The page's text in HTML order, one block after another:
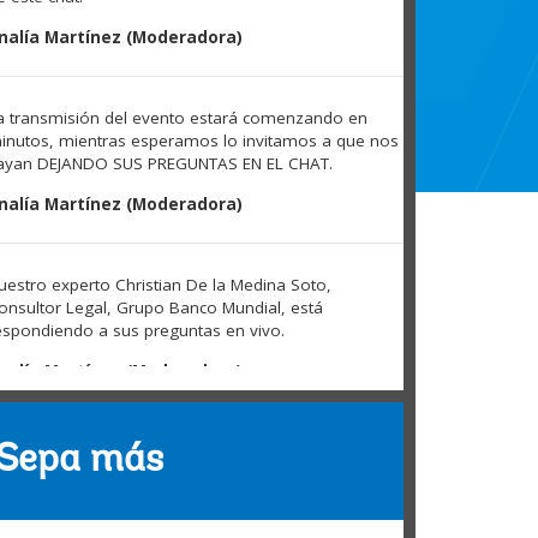
Martínez (Moderadora)
transmisión del evento estará comenzando en
mientras esperamos lo invitamos a que nos
DEJANDO SUS PREGUNTAS EN EL CHAT.
Martínez (Moderadora)
experto Christian De la Medina Soto,
Legal, Grupo Banco Mundial, está
a sus preguntas en vivo.
Martínez (Moderadora)
crear un lugar de trabajo inclusivo y cual es el
conjunto de indicadores referido al acceso al
más